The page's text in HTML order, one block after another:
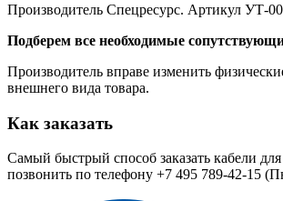
Производитель Спецресурс. Артикул УТ-
Подберем все необходимые
Производитель вправе изменить
внешнего вида товара.
Как заказать
Самый быстрый способ заказать кабели
позвонить по телефону +7 495 789-42-15